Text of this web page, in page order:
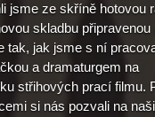
jsme ze skříně hotovou
skladbu připravenou
tak, jak jsme s ní
a dramaturgem na
střihových prací filmu.
si nás pozvali na